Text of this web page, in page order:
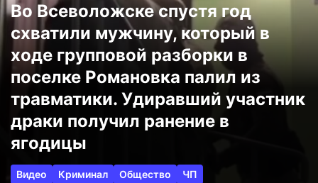
Во Всеволожске спустя год
схватили мужчину, который в
ходе групповой разборки в
поселке Романовка палил из
травматики. Удиравший участник
драки получил ранение в
ягодицы
Видео Криминал Общество
ЧП